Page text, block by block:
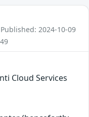
2024-10-09
Cloud Services